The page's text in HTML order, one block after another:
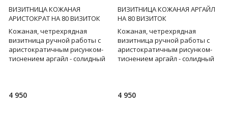
ВИЗИТНИЦА КОЖАНАЯ
АРИСТОКРАТ НА 80 ВИЗИТОК
Кожаная, четрехрядная
визитница ручной работы с
аристократичным рисунком-
тиснением аргайл - солидный
4 950
ВИЗИТНИЦА КОЖАНАЯ АРГАЙЛ
НА 80 ВИЗИТОК
Кожаная, четрехрядная
визитница ручной работы с
аристократичным рисунком-
тиснением аргайл - солидный
4 950